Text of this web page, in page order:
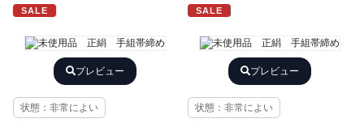
SALE
プレビュー
状態：非常によい
SALE
プレビュー
状態：非常によい